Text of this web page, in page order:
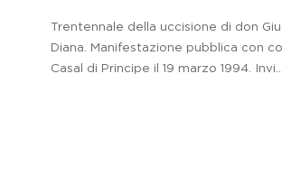
Trentennale della uccisione di don
Diana. Manifestazione pubblica con
Casal di Principe il 19 marzo 1994. Invi...